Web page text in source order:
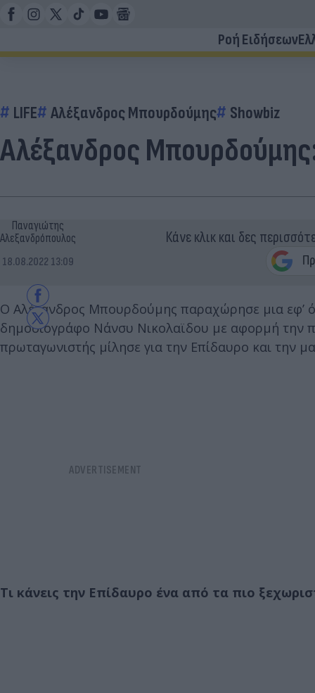
Ροή Ειδήσεων
LIFE Αλέξανδρος Μπουρδούμης Showbiz
Αλέξανδρος
Παναγιώτης
Αλεξανδρόπουλος
18.08.2022 13:09
Κάνε κλικ και δες
Ο Αλέξανδρος Μπουρδούμης παραχώρησε μια εφ’
δημοσιογράφο Νάνσυ Νικολαϊδου με αφορμή την
πρωταγωνιστής μίλησε για την Επίδαυρο και την
Τι κάνεις την Επίδαυρο ένα από τα πιο